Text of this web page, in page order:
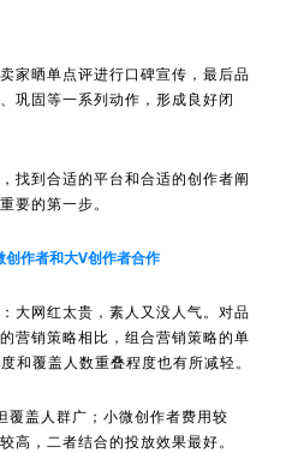
家晒单点评进行口碑宣传，最后品
巩固等一系列动作，形成良好闭
找到合适的平台和合适的创作者阐
要的第一步。
作者和大V创作者合作
大网红太贵，素人又没人气。对品
营销策略相比，组合营销策略的单
和覆盖人数重叠程度也有所减轻。
覆盖人群广；小微创作者费用较
高，二者结合的投放效果最好。